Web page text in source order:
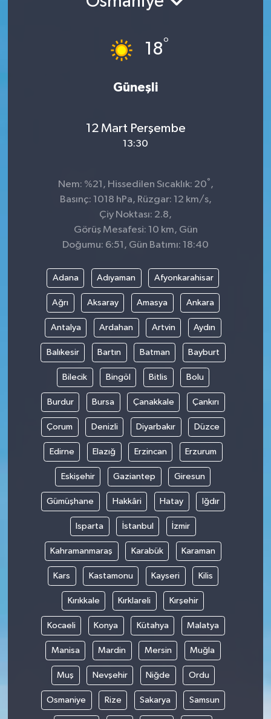
18°
Güneşli
12 Mart Perşembe
13:30
Nem: %21, Hissedilen Sıcaklık: 20° ,
Basınç: 1018 hPa, Rüzgar: 12 km/s,
Çiy Noktası: 2.8,
Görüş Mesafesi: 10 km, Gün
Doğumu: 6:51, Gün Batımı: 18:40
Adana Adıyaman Afyonkarahisar
Ağrı Aksaray Amasya Ankara
Antalya Ardahan Artvin Aydın
Balıkesir Bartın Batman Bayburt
Bilecik Bingöl Bitlis Bolu
Burdur Bursa Çanakkale Çankırı
Çorum Denizli Diyarbakır Düzce
Edirne Elazığ Erzincan Erzurum
Eskişehir Gaziantep Giresun
Gümüşhane Hakkâri Hatay Iğdır
Isparta İstanbul İzmir
Kahramanmaraş Karabük Karaman
Kars Kastamonu Kayseri Kilis
Kırıkkale Kırklareli Kırşehir
Kocaeli Konya Kütahya Malatya
Manisa Mardin Mersin Muğla
Muş Nevşehir Niğde Ordu
Osmaniye Rize Sakarya Samsun